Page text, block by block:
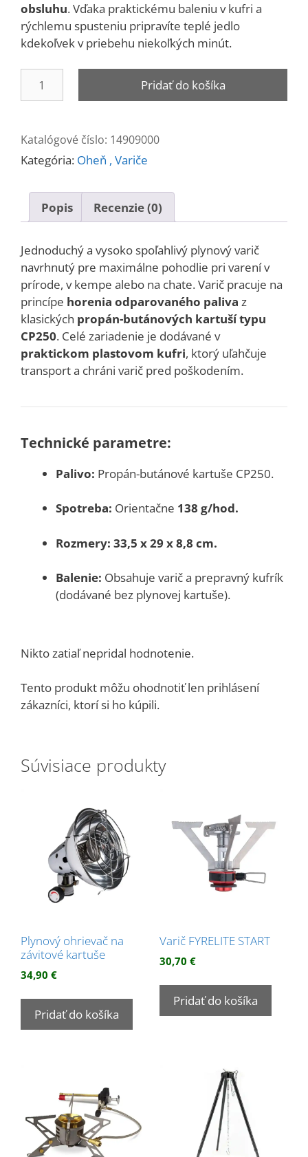
obsluhu. Vďaka praktickému baleniu v kufri a
rýchlemu spusteniu pripravíte teplé jedlo
kdekoľvek v priebehu niekoľkých minút.
Varič
zapaľovačom
Pridať do košíka
Katalógové číslo: 14909000
Kategória: Oheň , Variče
Popis Recenzie (0)
Jednoduchý a vysoko spoľahlivý plynový varič
navrhnutý pre maximálne pohodlie pri varení v
prírode, v kempe alebo na chate. Varič pracuje na
princípe horenia odparovaného paliva z
klasických propán-butánových kartuší typu
CP250. Celé zariadenie je dodávané v
praktickom plastovom kufri, ktorý uľahčuje
transport a chráni varič pred poškodením.
Technické parametre:
Palivo: Propán-butánové kartuše CP250.
Spotreba: Orientačne 138 g/hod.
Rozmery: 33,5 x 29 x 8,8 cm.
Balenie: Obsahuje varič a prepravný kufrík
(dodávané bez plynovej kartuše).
Nikto zatiaľ nepridal hodnotenie.
Tento produkt môžu ohodnotiť len prihlásení
zákazníci, ktorí si ho kúpili.
Súvisiace produkty
Plynový ohrievač na
závitové kartuše
34,90 €
Pridať do košíka
Varič FYRELITE START
30,70 €
Pridať do košíka